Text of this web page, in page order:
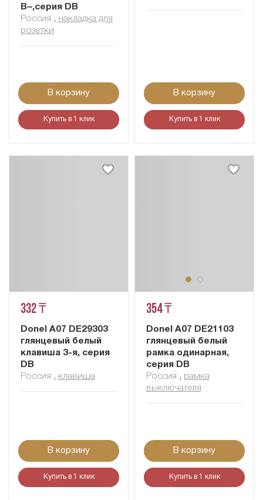
В~,серия DB
Россия , накладка для
розетки
В корзину
Купить в 1 клик
В корзину
Купить в 1 клик
332 ₸
Donel A07 DE29303
глянцевый белый
клавиша 3-я, серия
DB
Россия , клавиша
В корзину
Купить в 1 клик
354 ₸
Donel A07 DE21103
глянцевый белый
рамка одинарная,
серия DB
Россия , рамка
выключателя
В корзину
Купить в 1 клик